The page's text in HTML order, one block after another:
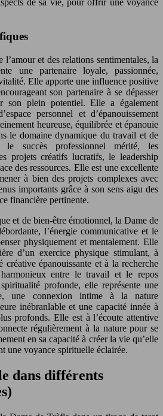
de sa vie, pour offrir une voyance
et des relations sentimentales, la
une partenaire loyale, passionnée,
Elle apporte une influence positive
son partenaire à se dépasser
son plein potentiel. Elle a également
personnel et d’épanouissement
heureuse, équilibrée et épanouie
le domaine dynamique du travail et de
le succès professionnel mérité, les
projets créatifs lucratifs, le leadership
des ressources. Elle est une excellente
à bien des projets complexes avec
importants grâce à son sens aigu des
financière pertinente.
et de bien-être émotionnel, la Dame de
l’énergie communicative et le
physiquement et mentalement. Elle
d’un exercice physique stimulant, à
créative épanouissante et à la recherche
entre le travail et le repos
profonde, elle représente une
une connexion intime à la nature
inébranlable et une capacité innée à
profonds. Elle est à l’écoute attentive
régulièrement à la nature pour se
en sa capacité à créer la vie qu’elle
une voyance spirituelle éclairée.
dans différents